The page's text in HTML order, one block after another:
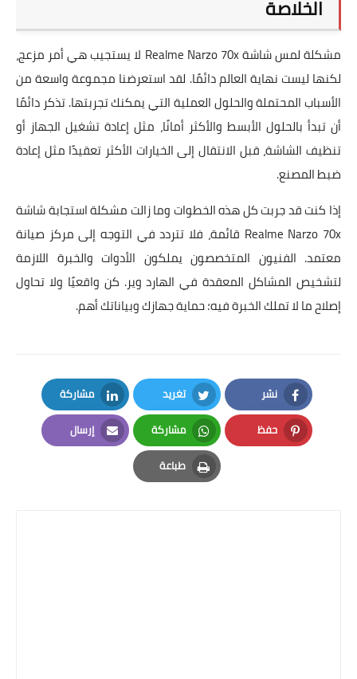
الخلاصة
مشكلة لمس شاشة Realme Narzo 70x لا يستجيب هي أمر مزعج،
لكنها ليست نهاية العالم دائمًا. لقد استعرضنا مجموعة واسعة من
الأسباب المحتملة والحلول العملية التي يمكنك تجربتها. تذكر دائمًا
أن تبدأ بالحلول الأبسط والأكثر أمانًا، مثل إعادة تشغيل الجهاز أو
تنظيف الشاشة، قبل الانتقال إلى الخيارات الأكثر تعقيدًا مثل إعادة
ضبط المصنع.
إذا كنت قد جربت كل هذه الخطوات وما زالت مشكلة استجابة شاشة
Realme Narzo 70x قائمة، فلا تتردد في التوجه إلى مركز صيانة
معتمد. الفنيون المتخصصون يملكون الأدوات والخبرة اللازمة
لتشخيص المشاكل المعقدة في الهارد وير. كن واقعيًا ولا تحاول
إصلاح ما لا تملك الخبرة فيه؛ حماية جهازك وبياناتك أهم.
نشر
Facebook
تغريد
Twitter
مشاركة
LinkedIn
حفظ
Pinterest
مشاركة
Whatsapp
إرسال
Email
طباعة
Print